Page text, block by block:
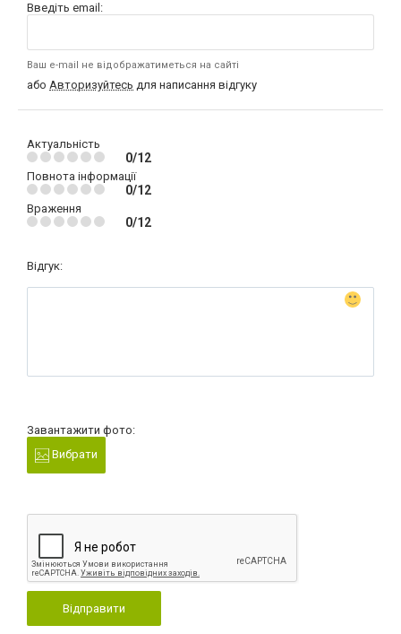
Введіть email:
Ваш e-mail не відображатиметься на сайті
або Авторизуйтесь для написання відгуку
Актуальність
0/12
Повнота інформації
0/12
Враження
0/12
Відгук:
Завантажити фото:
Вибрати
Відправити